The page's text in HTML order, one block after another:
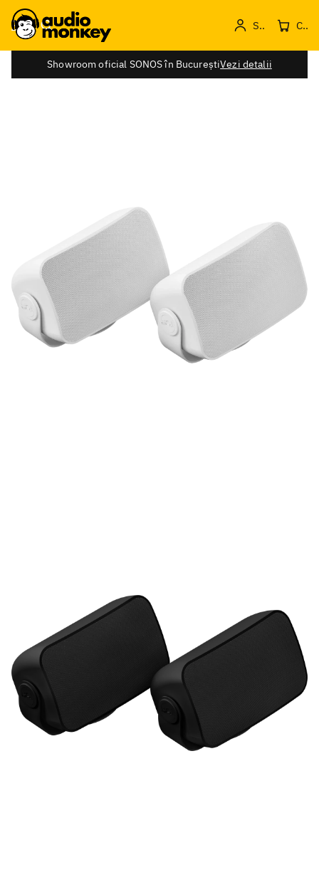
Sign in Cos de produse
Showroom oficial SONOS în BucureștiVezi detalii